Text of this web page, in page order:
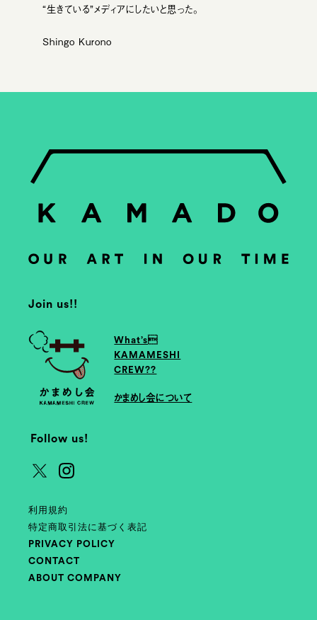
“生きている”メディアにしたいと思った。
Shingo Kurono
Join us!!
What’s
KAMAMESHI
CREW??
かまめし会について
Follow us!
利用規約
特定商取引法に基づく表記
PRIVACY POLICY
CONTACT
ABOUT COMPANY